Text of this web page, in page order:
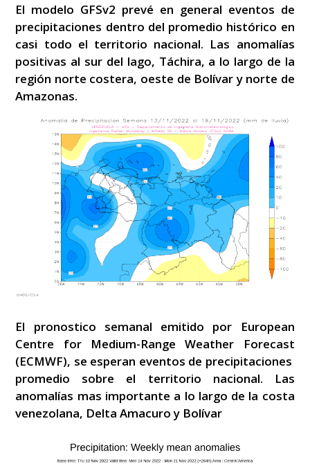
El modelo GFSv2 prevé en general eventos de
precipitaciones dentro del promedio histórico en
casi todo el territorio nacional. Las anomalías
positivas al sur del lago, Táchira, a lo largo de la
región norte costera, oeste de Bolívar y norte de
Amazonas.
El pronostico semanal emitido por European
Centre for Medium-Range Weather Forecast
(ECMWF), se esperan eventos de precipitaciones
promedio sobre el territorio nacional. Las
anomalías mas importante a lo largo de la costa
venezolana, Delta Amacuro y Bolívar